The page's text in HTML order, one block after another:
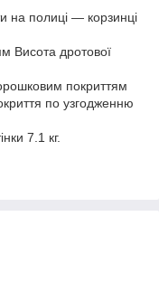
на полиці — корзинці
Висота дротової
покриттям
по узгодженню
7.1 кг.